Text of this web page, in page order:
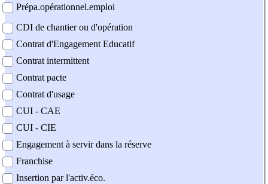
Prépa.opérationnel.emploi
CDI de chantier ou d'opération
Contrat d'Engagement Educatif
Contrat intermittent
Contrat pacte
Contrat d'usage
CUI - CAE
CUI - CIE
Engagement à servir dans la réserve
Franchise
Insertion par l'activ.éco.